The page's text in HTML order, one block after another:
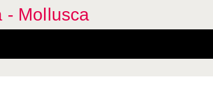
- Mollusca